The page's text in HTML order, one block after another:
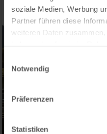
soziale Medien, Werbung
Partner führen diese
weiteren Daten
Notwendig
Präferenzen
Statistiken